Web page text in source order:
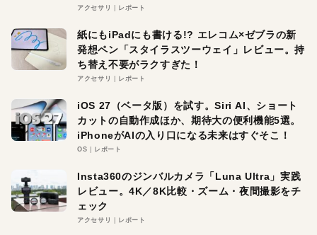
アクセサリ レポート
紙にもiPadにも書ける!? エレコム×ゼブラの新
発想ペン「スタイラスツーウェイ」レビュー。持
ち替え不要がラクすぎた！
アクセサリ レポート
iOS 27（ベータ版）を試す。Siri AI、ショート
カットの自動作成ほか、期待大の便利機能5選。
iPhoneがAIの入り口になる未来はすぐそこ！
OS レポート
Insta360のジンバルカメラ「Luna Ultra」実践
レビュー。4K／8K比較・ズーム・夜間撮影をチ
ェック
アクセサリ レポート